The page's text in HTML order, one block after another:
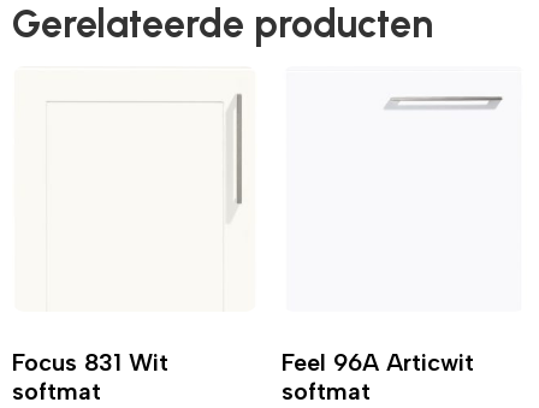
Gerelateerde producten
Focus 831 Wit
softmat
Feel 96A Articwit
softmat